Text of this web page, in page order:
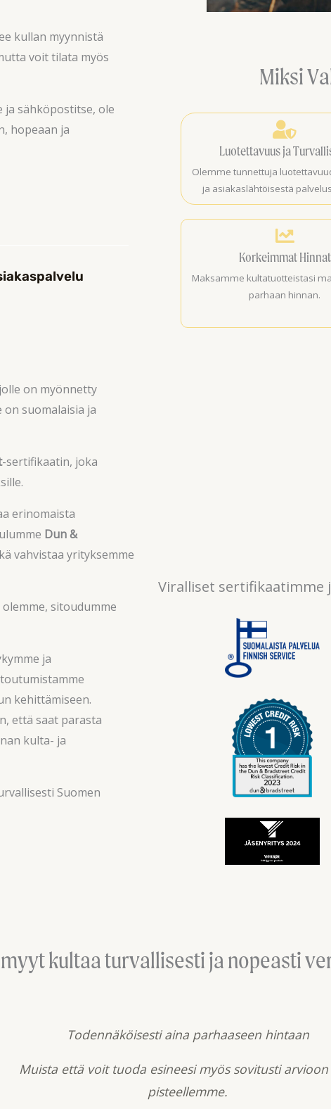
kullan myynnistä
voit tilata myös
ja sähköpostitse, ole
hopeaan ja
Miksi
Luotettavuus ja
Olemme tunnettuja
ja asiakaslähtöisestä
Korkeimmat Hinnat
Maksamme kultatuotteistasi
parhaan hinnan.
on myönnetty
suomalaisia ja
-sertifikaatin, joka
erinomaista
Dun &
vahvistaa yrityksemme
sitoudumme
ja
kehittämiseen.
että saat parasta
kulta- ja
Suomen
Viralliset
kultaa turvallisesti ja nopeasti
Todennäköisesti aina parhaaseen hintaan
Muista että voit tuoda esineesi myös sovitusti
pisteellemme.